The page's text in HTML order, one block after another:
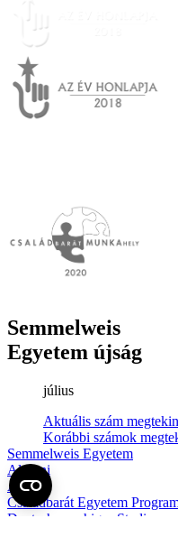
Semmelweis
Egyetem újság
július
Aktuális szám
Korábbi számok
Semmelweis Egyetem
Alumni
AVIR
Családbarát Egyetem
Deutschsprachiges Studium